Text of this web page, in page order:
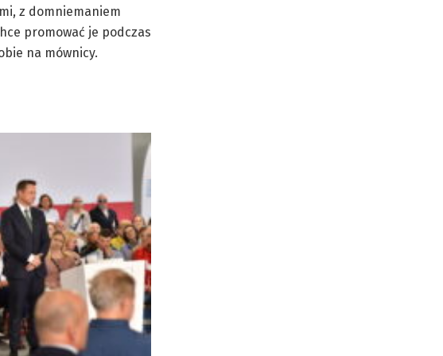
z domniemaniem
promować je podczas
na mównicy.